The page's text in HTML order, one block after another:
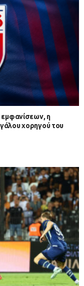
εμφανίσεων, η
χορηγού του